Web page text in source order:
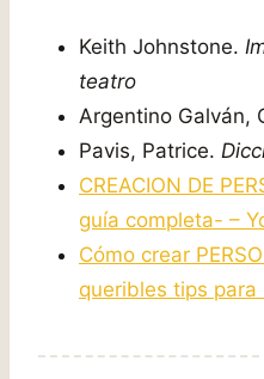
Keith Johnstone.
teatro
Argentino Galván,
Pavis, Patrice.
CREACION DE
guía completa- –
Cómo crear
queribles tips para